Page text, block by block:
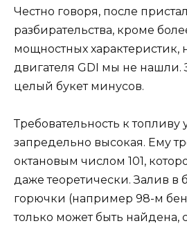
Честно говоря, после
разбирательства, кроме
мощностных характеристик,
двигателя GDI мы не нашли.
целый букет минусов.
Требовательность к топливу
запредельно высокая. Ему
октановым числом 101,
даже теоретически. Залив в
горючки (например 98-м
только может быть найдена,